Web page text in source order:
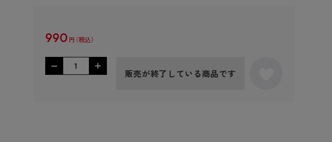
990 円
販売が終了している商品です